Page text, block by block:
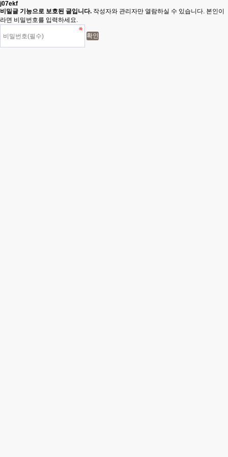
j07ekf
비밀글 기능으로 보호된 글입니다. 작성자와 관리자만 열람하실 수 있습니다. 본인이
라면 비밀번호를 입력하세요.